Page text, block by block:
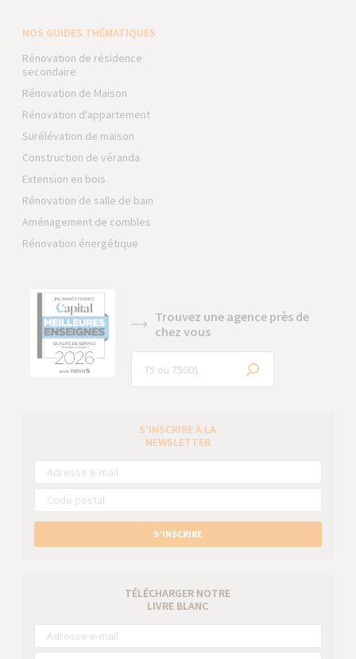
NOS GUIDES THÉMATIQUES
Rénovation de résidence
secondaire
Rénovation de Maison
Rénovation d'appartement
Surélévation de maison
Construction de véranda
Extension en bois
Rénovation de salle de bain
Aménagement de combles
Rénovation énergétique
Trouvez une agence près de
chez vous
S’INSCRIRE À LA
NEWSLETTER
S’INSCRIRE
TÉLÉCHARGER NOTRE
LIVRE BLANC